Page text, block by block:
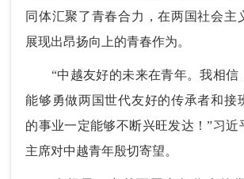
同体汇聚了青春合力，在两国社会主
展现出昂扬向上的青春作为。
“中越友好的未来在青年。我相信
能够勇做两国世代友好的传承者和接
的事业一定能够不断兴旺发达！”习近
主席对中越青年殷切寄望。